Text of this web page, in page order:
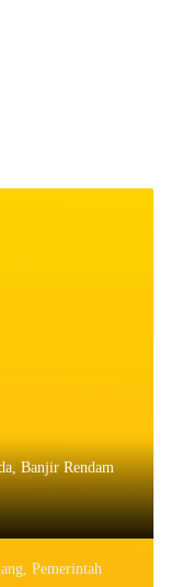
Banjir Rendam
Pemerintah